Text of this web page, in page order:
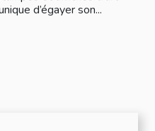
d’égayer son...